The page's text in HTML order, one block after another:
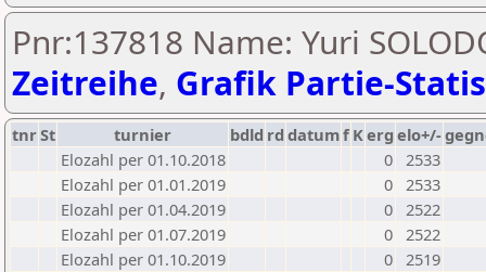
Pnr:137818 Name: Yuri
Zeitreihe, Grafik Partie-
tnrSt turnier bdld rd datumf Kerg elo+/-
Elozahl per 01.10.2018
0 2533
Elozahl per 01.01.2019
0 2533
Elozahl per 01.04.2019
0 2522
Elozahl per 01.07.2019
0 2522
Elozahl per 01.10.2019
0 2519